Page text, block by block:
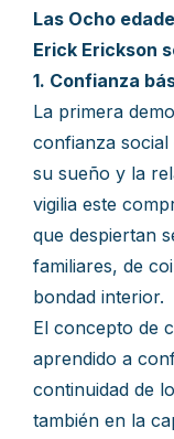
Las Ocho
Erick Erickson
1. Confianza
La primera
confianza social
su sueño y la
vigilia este
que despiertan
familiares, de
bondad interior.
El concepto de
aprendido a
continuidad de
también en la